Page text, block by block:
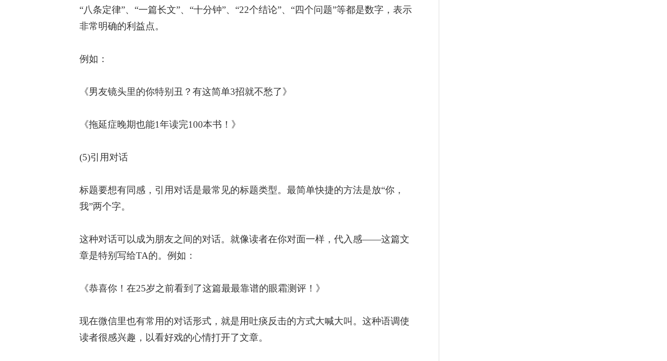
“八条定律”、“一篇长文”、“十分钟”、“22个结论”、“四个问题”等都是数字，表示
非常明确的利益点。
例如：
《男友镜头里的你特别丑？有这简单3招就不愁了》
《拖延症晚期也能1年读完100本书！》
(5)引用对话
标题要想有同感，引用对话是最常见的标题类型。最简单快捷的方法是放“你，
我”两个字。
这种对话可以成为朋友之间的对话。就像读者在你对面一样，代入感——这篇文
章是特别写给TA的。例如：
《恭喜你！在25岁之前看到了这篇最最靠谱的眼霜测评！》
现在微信里也有常用的对话形式，就是用吐痰反击的方式大喊大叫。这种语调使
读者很感兴趣，以看好戏的心情打开了文章。